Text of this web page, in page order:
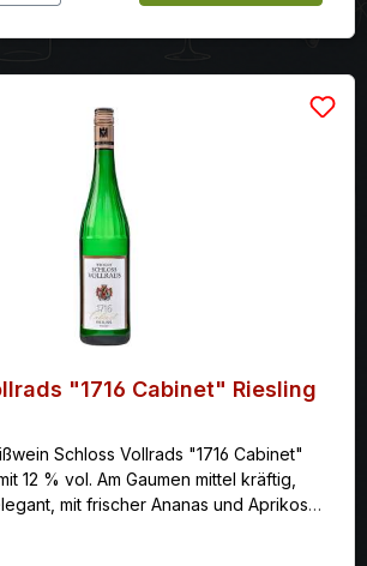
"1716 Cabinet" Riesling
Schloss Vollrads "1716 Cabinet"
12 % vol. Am Gaumen mittel kräftig,
mit frischer Ananas und Aprikose.
Schloss Vollrads Riesling mit
Abgang. Er beweist sich als